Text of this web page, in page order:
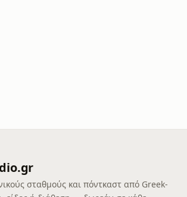
σταθμούς και πόντκαστ από Greek-